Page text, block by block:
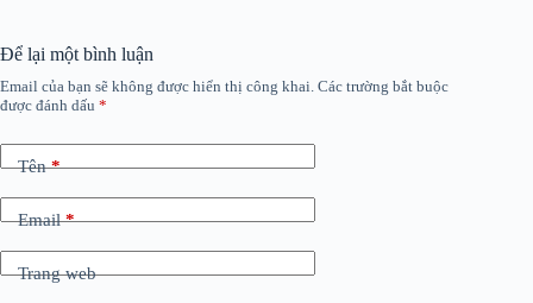
Để lại một bình luận
Email của bạn sẽ không được hiển thị công khai. Các trường bắt buộc
được đánh dấu *
Tên*
Email*
Trang web